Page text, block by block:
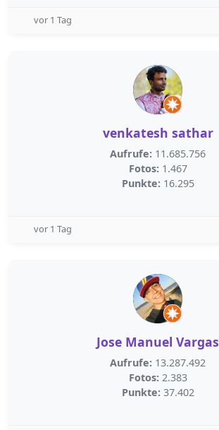
vor 1 Tag
venkatesh sathar
Aufrufe: 11.685.756
Fotos: 1.467
Punkte: 16.295
vor 1 Tag
Jose Manuel Vargas
Aufrufe: 13.287.492
Fotos: 2.383
Punkte: 37.402